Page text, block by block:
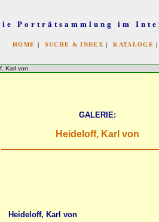
Porträtsammlung im
HOME | SUCHE & INDEX |KATALOGE
Karl von
GALERIE:
Heideloff, Karl von
Heideloff, Karl von